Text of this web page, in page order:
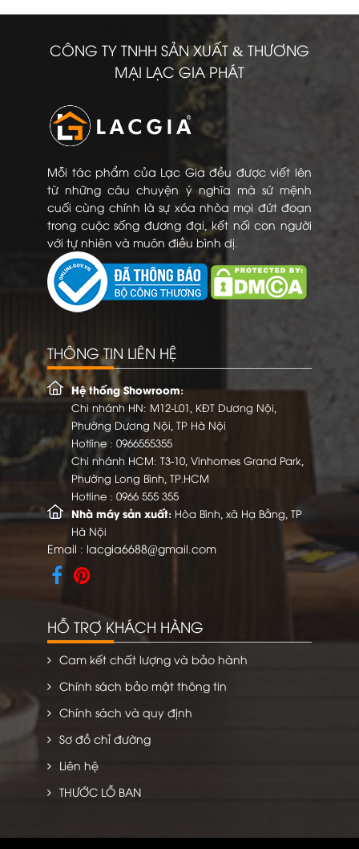
CÔNG TY TNHH SẢN XUẤT & THƯƠNG
MẠI LẠC GIA PHÁT
Mỗi tác phẩm của Lạc Gia đều được viết lên
từ những câu chuyện ý nghĩa mà sứ mệnh
cuối cùng chính là sự xóa nhòa mọi đứt đoạn
trong cuộc sống đương đại, kết nối con người
với tự nhiên và muôn điều bình dị.
THÔNG TIN LIÊN HỆ
Hệ thống Showroom:
Chi nhánh HN: M12-L01, KĐT Dương Nội,
Phường Dương Nội, TP Hà Nội
Hotline : 0966555355
Chi nhánh HCM: T3-10, Vinhomes Grand Park,
Phường Long Bình, TP.HCM
Hotline : 0966 555 355
Nhà máy sản xuất: Hòa Bình, xã Hạ Bằng, TP
Hà Nội
Email : lacgia6688@gmail.com
HỖ TRỢ KHÁCH HÀNG
Cam kết chất lượng và bảo hành
Chính sách bảo mật thông tin
Chính sách và quy định
Sơ đồ chỉ đường
Liên hệ
THƯỚC LỖ BAN